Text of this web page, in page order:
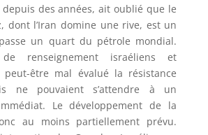
des années, ait oublié que le
dont l’Iran domine une rive, est un
un quart du pétrole mondial.
renseignement israéliens et
peut-être mal évalué la résistance
ne pouvaient s’attendre à un
Le développement de la
au moins partiellement prévu.